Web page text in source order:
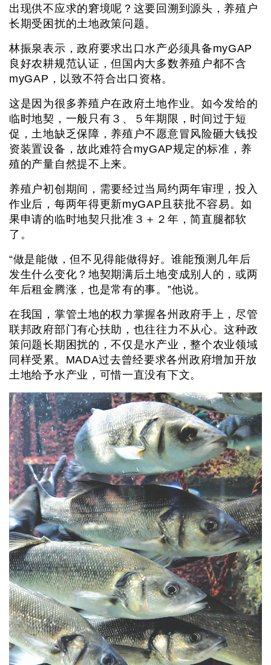
出现供不应求的窘境呢？这要回溯到源头，养殖户
长期受困扰的土地政策问题。
林振泉表示，政府要求出口水产必须具备myGAP
良好农耕规范认证，但国内大多数养殖户都不含
myGAP，以致不符合出口资格。
这是因为很多养殖户在政府土地作业。如今发给的
临时地契，一般只有３、５年期限，时间过于短
促，土地缺乏保障，养殖户不愿意冒风险砸大钱投
资装置设备，故此难符合myGAP规定的标准，养
殖的产量自然提不上来。
养殖户初创期间，需要经过当局约两年审理，投入
作业后，每两年得更新myGAP且获批不容易。如
果申请的临时地契只批准３＋２年，简直腿都软
了。
“做是能做，但不见得能做得好。谁能预测几年后
发生什么变化？地契期满后土地变成别人的，或两
年后租金腾涨，也是常有的事。”他说。
在我国，掌管土地的权力掌握各州政府手上，尽管
联邦政府部门有心扶助，也往往力不从心。这种政
策问题长期困扰的，不仅是水产业，整个农业领域
同样受累。MADA过去曾经要求各州政府增加开放
土地给予水产业，可惜一直没有下文。